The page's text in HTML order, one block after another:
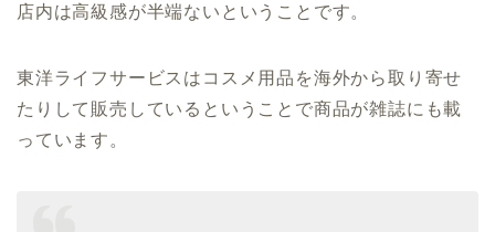
店内は高級感が半端ないということです。
東洋ライフサービスはコスメ用品を海外から取り寄せ
たりして販売しているということで商品が雑誌にも載
っています。